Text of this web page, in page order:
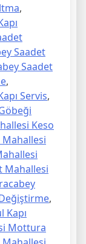
,
Saadet
Saadet
,
Servis,
Keso
Mahallesi
Mahallesi
,
Kapı
Mottura